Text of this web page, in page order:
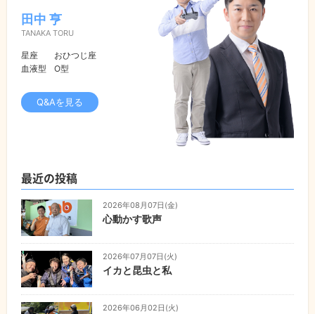
田中 亨
TANAKA TORU
星座
おひつじ座
血液型
O型
Q&Aを見る
最近の投稿
2026年08月07日(金)
心動かす歌声
2026年07月07日(火)
イカと昆虫と私
2026年06月02日(火)